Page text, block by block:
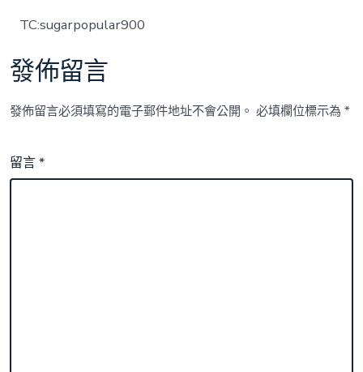
TC:sugarpopular900
發佈留言
發佈留言必須填寫的電子郵件地址不會公開。 必填欄位標示為*
留言*